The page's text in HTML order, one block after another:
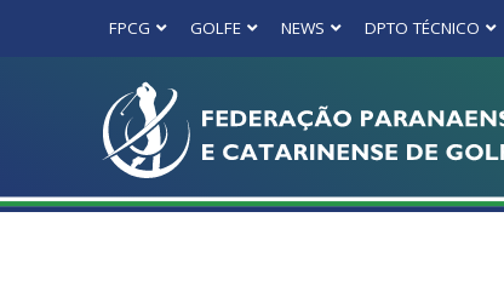
FPCG GOLFE NEWS DPTO TÉCNICO